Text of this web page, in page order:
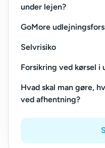
under lejen?
GoMore
Selvrisiko
Forsikring ved kørsel i
Hvad skal man gøre,
ved afhentning?